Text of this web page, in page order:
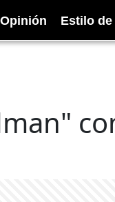
Opinión Estilo